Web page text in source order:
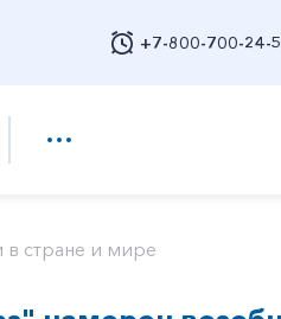
+7-800-700-24-
в стране и мире